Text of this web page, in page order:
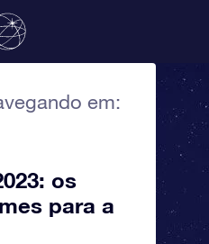
em:
os
para a